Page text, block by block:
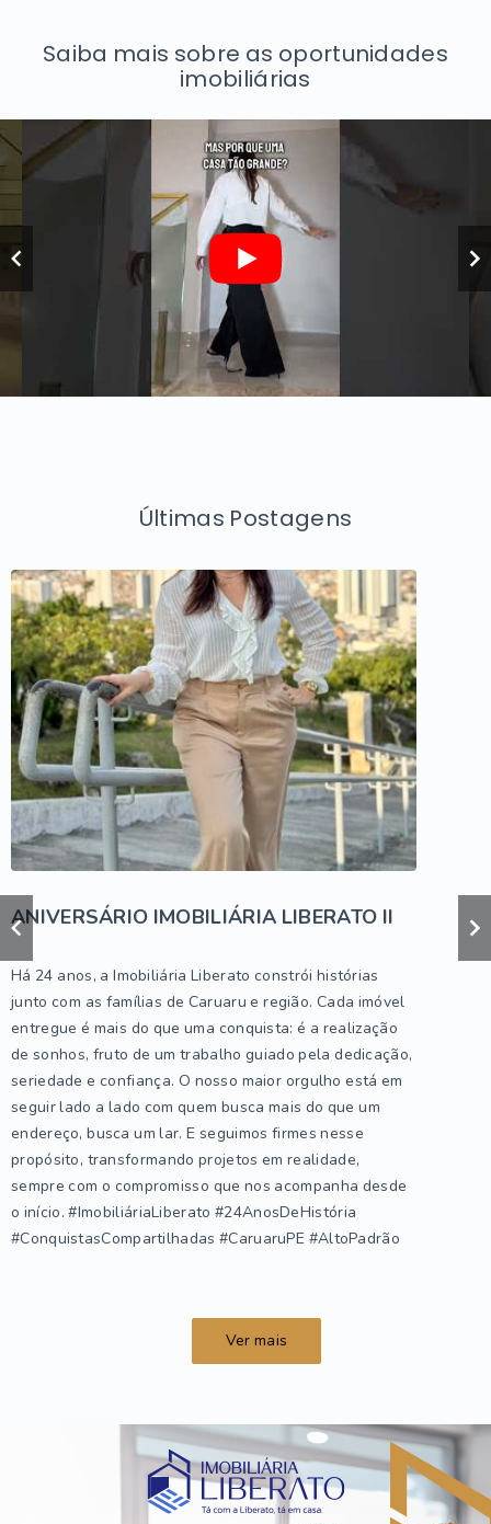
Saiba mais sobre as oportunidades
imobiliárias
Últimas Postagens
ANIVERSÁRIO IMOBILIÁRIA LIBERATO II
Há 24 anos, a Imobiliária Liberato constrói histórias
junto com as famílias de Caruaru e região. Cada imóvel
entregue é mais do que uma conquista: é a realização
de sonhos, fruto de um trabalho guiado pela dedicação,
seriedade e confiança. O nosso maior orgulho está em
seguir lado a lado com quem busca mais do que um
endereço, busca um lar. E seguimos firmes nesse
propósito, transformando projetos em realidade,
sempre com o compromisso que nos acompanha desde
o início. #ImobiliáriaLiberato #24AnosDeHistória
#ConquistasCompartilhadas #CaruaruPE #AltoPadrão
Ver mais